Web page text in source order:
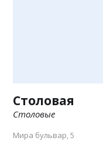
Столовая
Столовые
Мира бульвар, 5